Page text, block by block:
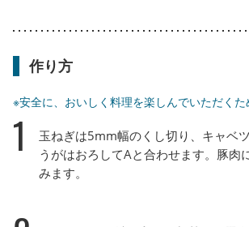
作り方
※安全に、おいしく料理を楽しんでいただくた
1
玉ねぎは5mm幅のくし切り、キャベ
うがはおろしてAと合わせます。豚肉
みます。